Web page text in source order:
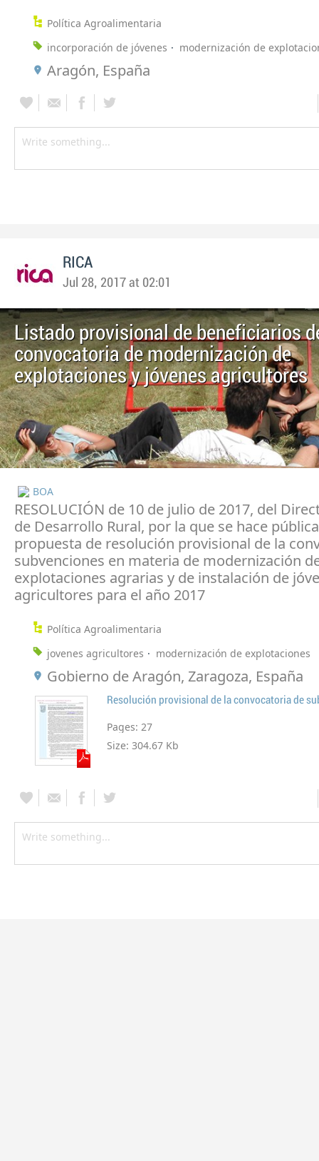
Política Agroalimentaria
incorporación de jóvenes
modernización de
Aragón, España
RICA
Jul 28, 2017 at 02:01
Listado provisional de beneficiarios
convocatoria de modernización de
explotaciones y jóvenes agricultores
BOA
RESOLUCIÓN de 10 de julio de 2017, del
de Desarrollo Rural, por la que se hace
propuesta de resolución provisional de la
subvenciones en materia de modernización
explotaciones agrarias y de instalación de
agricultores para el año 2017
Política Agroalimentaria
jovenes agricultores
modernización de explotaciones
Gobierno de Aragón, Zaragoza, España
Pages: 27
Size: 304.67 Kb